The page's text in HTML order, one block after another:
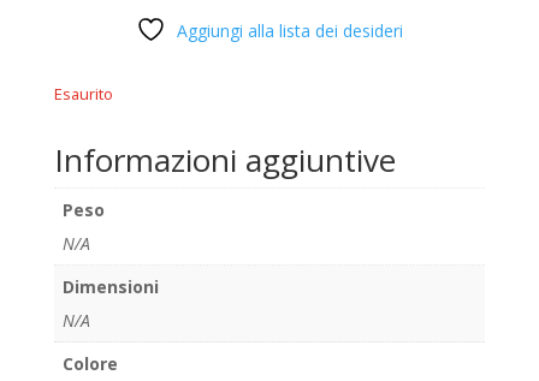
Aggiungi alla lista dei desideri
Esaurito
Informazioni aggiuntive
Peso
N/A
Dimensioni
N/A
Colore